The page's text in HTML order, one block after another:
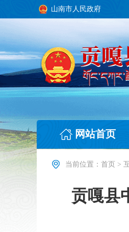
山南市人民政府
网站首页
当前位置： 首页 >
贡嘎县